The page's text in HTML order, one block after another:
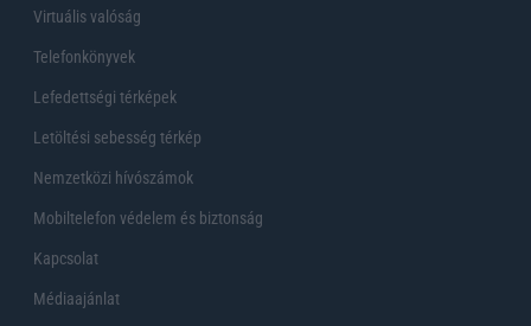
Virtuális valóság
Telefonkönyvek
Lefedettségi térképek
Letöltési sebesség térkép
Nemzetközi hívószámok
Mobiltelefon védelem és biztonság
Kapcsolat
Médiaajánlat